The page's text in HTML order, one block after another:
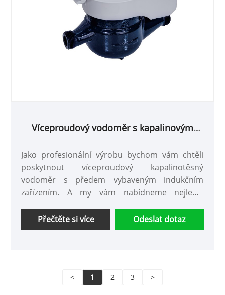
Víceproudový vodoměr s kapalinovým
indukčním zařízením
Jako profesionální výrobu bychom vám chtěli
poskytnout víceproudový kapalinotěsný
vodoměr s předem vybaveným indukčním
zařízením. A my vám nabídneme nejlepší
Přečtěte si více
Odeslat dotaz
< 1 2 3 >